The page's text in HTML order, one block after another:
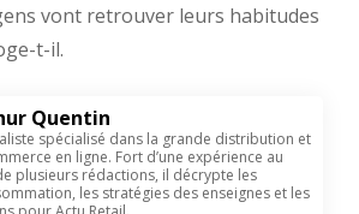
vont retrouver leurs habitudes
t-il.
Quentin
spécialisé dans la grande distribution et
en ligne. Fort d’une expérience au
plusieurs rédactions, il décrypte les
les stratégies des enseignes et les